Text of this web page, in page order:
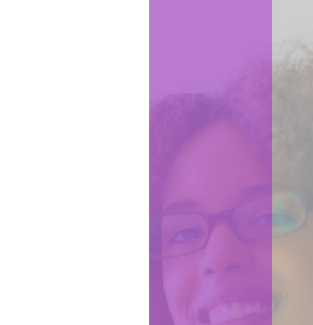
à une large de gamme de
Google Drive, Docuware ou